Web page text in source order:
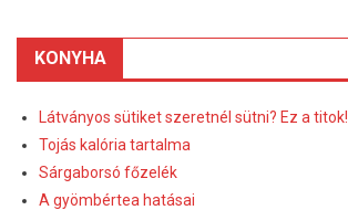
KONYHA
Látványos sütiket szeretnél sütni? Ez a titok!
Tojás kalória tartalma
Sárgaborsó főzelék
A gyömbértea hatásai